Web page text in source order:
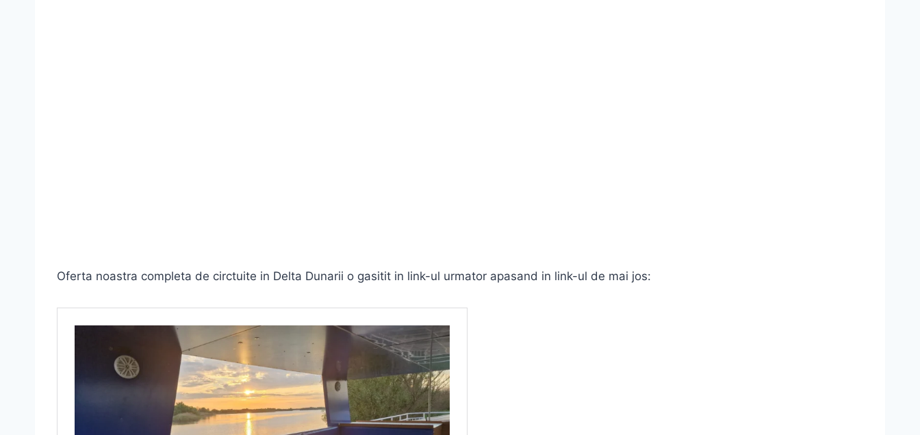
Oferta noastra completa de circtuite in Delta Dunarii o gasitit in link-ul urmator apasand in link-ul de mai jos: